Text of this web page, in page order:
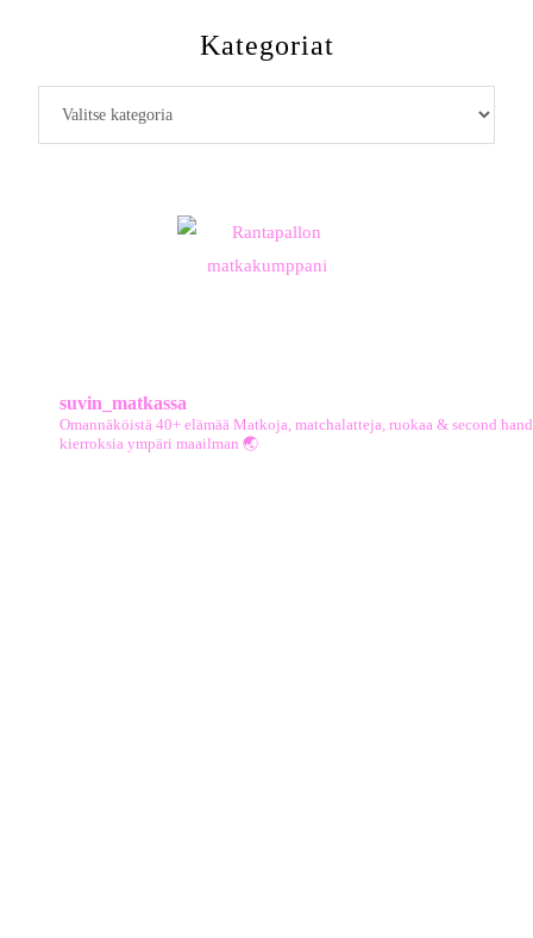
Kategoriat
suvin_matkassa
Omannäköistä 40+ elämää Matkoja, matchalatteja, ruokaa & second hand
kierroksia ympäri maailman 🌏